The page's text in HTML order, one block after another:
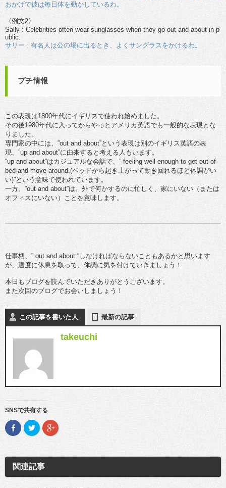
おかげで彼は毎日体を動かしているわ。
〈例文2〉
Sally : Celebrities often wear sunglasses when they go out and about in p
ublic.
サリー : 有名人は公の場に出るとき、よくサングラスをかけるわ。
プチ情報
この表現は1800年代にイギリスで使われ始めました。
その後1980年代に入ってからやっとアメリカ英語でも一般的な表現とな
りました。
専門家の中には、”out and about”という表現は別のイギリス英語の表
現、”up and about”に由来すると考える人もいます。
“up and about”はカジュアルな会話で、” feeling well enough to get out of
bed and move around.(ベッドから起き上がって動き回れるほど体調がい
い)”という意味で使われています。
一方、”out and about”は、外で何かするのに忙しく、家にいない（または
オフィスにいない）ことを意味します。
仕事柄、” out and about “しなければならないこともあるかと思います
が、適度に休息を取って、体調に気を付けていきましょう！
本日もブログを読んでいただきありがとうございます。
また次回のブログでお会いしましょう！
この記事を書いた人 最新の記事
takeuchi
SNSで共有する
F
a
o
o
k
で
ク
リ
て
T
w
i
ク
リ
て
o
関連記事